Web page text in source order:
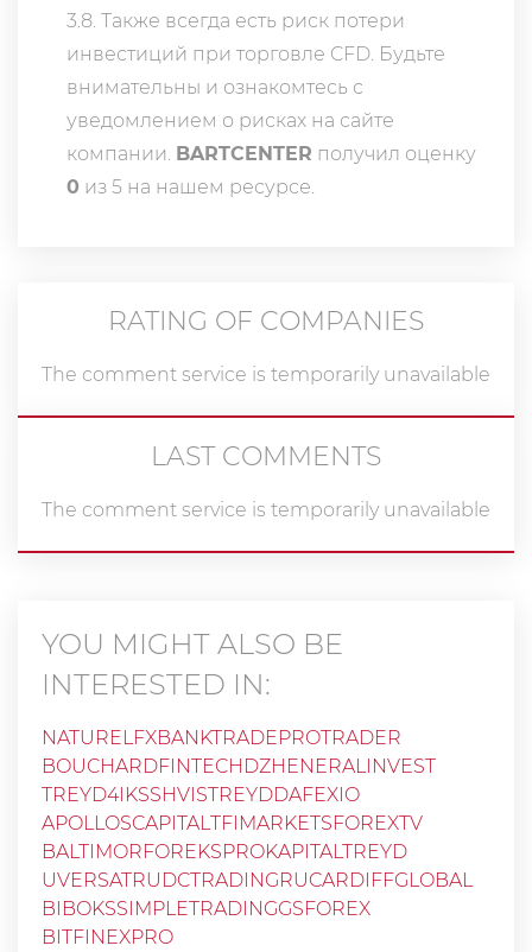
3.8. Также всегда еcть риск потери
инвестиций при торговле CFD. Будьте
внимательны и ознакомтесь с
уведомлением о рисках на сайте
компании. BARTCENTER получил оценку
0 из 5 на нашем ресурсе.
RATING OF COMPANIES
The comment service is temporarily unavailable
LAST COMMENTS
The comment service is temporarily unavailable
YOU MIGHT ALSO BE
INTERESTED IN:
NATURELFXBANKTRADEPROTRADER
BOUCHARDFINTECH DZHENERALINVEST
TREYD4IKSSHVISTREYDDAFEXIO
APOLLOSCAPITALTFIMARKETSFOREXTV
BALTIMORFOREKSPROKAPITALTREYD
UVERSATRU DCTRADINGRUCARDIFFGLOBAL
BIBOKSSIMPLETRADINGGSFOREX
BITFINEXPRO